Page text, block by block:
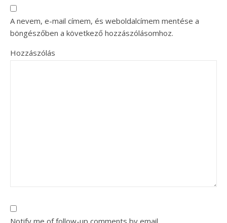
A nevem, e-mail címem, és weboldalcímem mentése a
böngészőben a következő hozzászólásomhoz.
Hozzászólás
Notify me of follow-up comments by email.